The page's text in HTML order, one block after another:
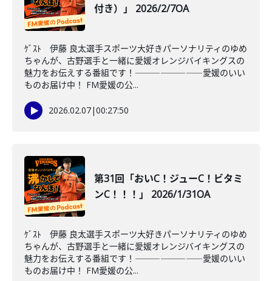
付き）」 2026/2/7OA
ｹﾞｽﾄ 伊藤 良太選手スポーツ大好きパーソナリティのゆめ
ちゃんが、古野選手と一緒に愛媛オレンジバイキングスの
魅力をお伝えする番組です！――――――――愛媛のいい
ものお届け中！ FM愛媛の公...
2026.02.07|00:27:50
第31回「おいC！ジューC！ビタミ
ンC！！！」 2026/1/31OA
ｹﾞｽﾄ 伊藤 良太選手スポーツ大好きパーソナリティのゆめ
ちゃんが、古野選手と一緒に愛媛オレンジバイキングスの
魅力をお伝えする番組です！――――――――愛媛のいい
ものお届け中！ FM愛媛の公...